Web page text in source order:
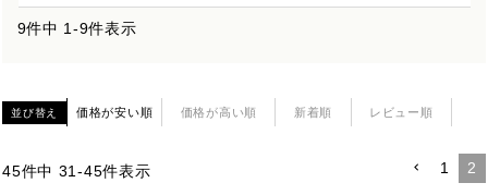
9件中 1-9件表示
並び替え 価格が安い順 価格が高い順 新着順 レビュー順
45件中 31-45件表示 1 2